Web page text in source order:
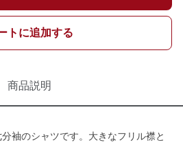
トに追加する
商品説明
袖のシャツです。大きなフリル襟と